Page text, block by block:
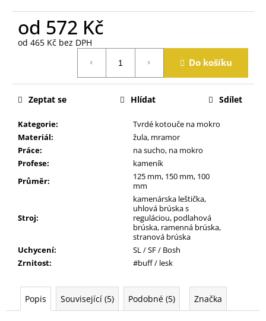
od 572 Kč
od 465 Kč bez DPH
Do košíku
Kategorie:
Tvrdé kotouče na mokro
Materiál:
žula, mramor
Práce:
na sucho, na mokro
Profese:
kameník
Průměr:
125 mm, 150 mm, 100
mm
Stroj:
kamenárska leštička,
uhlová brúska s
reguláciou, podlahová
brúska, ramenná brúska,
stranová brúska
Uchycení:
SL / SF / Bosh
Zrnitost: #buff / lesk
Zeptat se Hlídat Sdílet
Popis Související (5) Podobné (5) Značka